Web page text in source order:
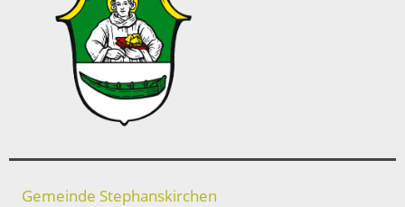
Gemeinde Stephanskirchen